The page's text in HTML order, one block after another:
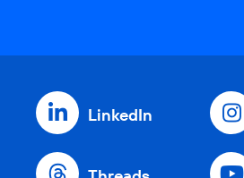
LinkedIn